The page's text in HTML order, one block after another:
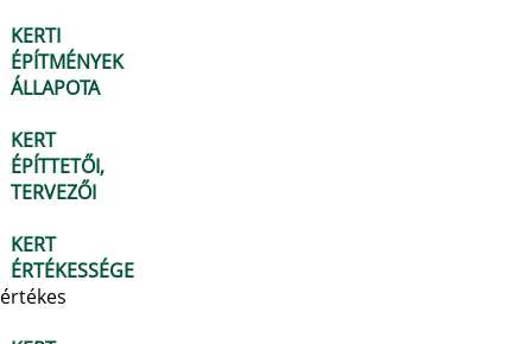
KERTI
ÉPÍTMÉNYEK
ÁLLAPOTA
KERT
ÉPÍTTETŐI,
TERVEZŐI
KERT
ÉRTÉKESSÉGE
értékes